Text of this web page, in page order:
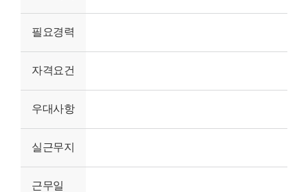
필요경력
자격요건
우대사항
실근무지
근무일